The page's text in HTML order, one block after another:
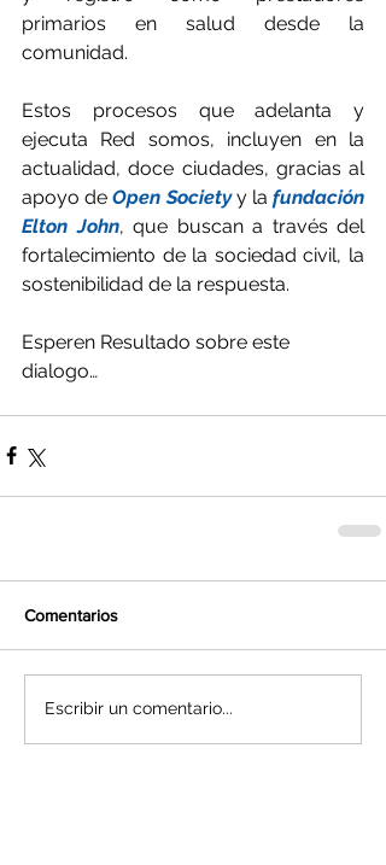
primarios en salud desde la
comunidad.
Estos procesos que adelanta y
ejecuta Red somos, incluyen en la
actualidad, doce ciudades, gracias al
apoyo de Open Society y la fundación
Elton John, que buscan a través del
fortalecimiento de la sociedad civil, la
sostenibilidad de la respuesta.
Esperen Resultado sobre este
dialogo…
Comentarios
Escribir un comentario...